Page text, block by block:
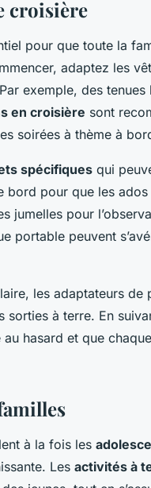
croisière
pour que toute la
adaptez les
exemple, des
en croisière sont
soirées à thème à
spécifiques qui
bord pour que les
jumelles pour
portable peuvent
les adaptateurs de
sorties à terre. En
hasard et que
à la fois les
Les activités à